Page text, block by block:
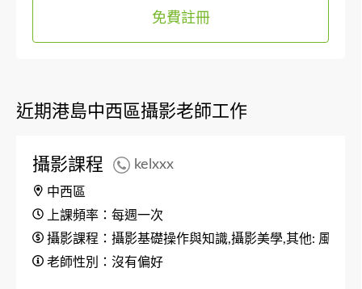
免費註冊
近期港島中西區攝影老師工作
攝影課程 kelxxx
中西區
上課頻率：每週一次
攝影課程：攝影基礎操作與知識,攝影美學,其他: 風光攝
老師性別：沒有偏好